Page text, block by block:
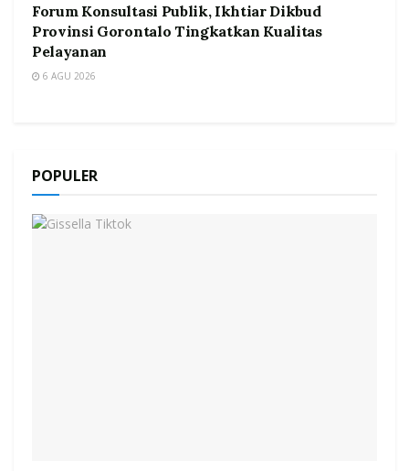
Forum Konsultasi Publik, Ikhtiar Dikbud
Provinsi Gorontalo Tingkatkan Kualitas
Pelayanan
6 AGU 2026
POPULER